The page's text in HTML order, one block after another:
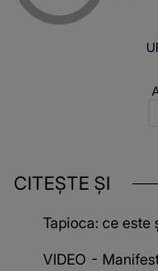
CITEȘTE ȘI
Tapioca: ce este
VIDEO -